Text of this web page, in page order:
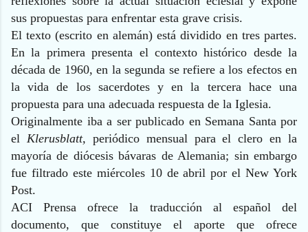
sus propuestas para enfrentar esta grave crisis.
El texto (escrito en alemán) está dividido en tres partes.
En la primera presenta el contexto histórico desde la
década de 1960, en la segunda se refiere a los efectos en
la vida de los sacerdotes y en la tercera hace una
propuesta para una adecuada respuesta de la Iglesia.
Originalmente iba a ser publicado en Semana Santa por
el Klerusblatt, periódico mensual para el clero en la
mayoría de diócesis bávaras de Alemania; sin embargo
fue filtrado este miércoles 10 de abril por el New York
Post.
ACI Prensa ofrece la traducción al español del
documento, que constituye el aporte que ofrece